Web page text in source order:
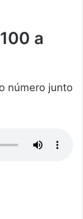
a
número junto